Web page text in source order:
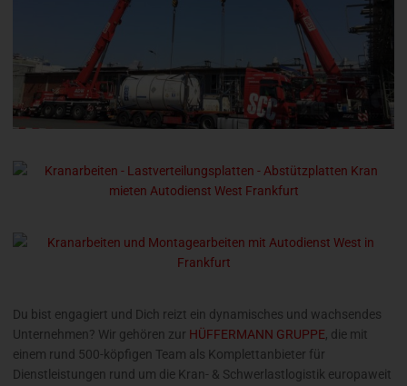
Du bist engagiert und Dich reizt ein dynamisches und wachsendes
Unternehmen? Wir gehören zur HÜFFERMANN GRUPPE, die mit
einem rund 500-köpfigen Team als Komplettanbieter für
Dienstleistungen rund um die Kran- & Schwerlastlogistik europaweit